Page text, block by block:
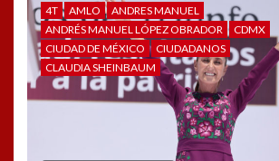
4T AMLO
ANDRES MANUEL
ANDRÉS MANUEL LÓPEZ OBRADOR
CDMX
CIUDAD DE MÉXICO
CIUDADANOS
CLAUDIA SHEINBAUM